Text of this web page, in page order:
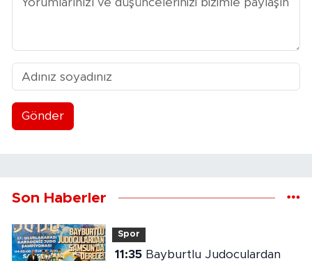
Gönder
Son Haberler
Spor
11:35Bayburtlu Judoculardan